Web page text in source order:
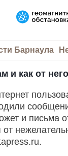
Барнаула
и как от
и письма
от